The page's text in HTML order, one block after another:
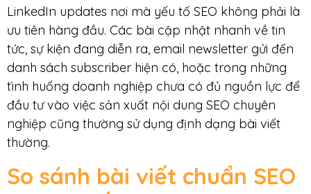
LinkedIn updates nơi mà yếu tố SEO không phải là
ưu tiên hàng đầu. Các bài cập nhật nhanh về tin
tức, sự kiện đang diễn ra, email newsletter gửi đến
danh sách subscriber hiện có, hoặc trong những
tình huống doanh nghiệp chưa có đủ nguồn lực để
đầu tư vào việc sản xuất nội dung SEO chuyên
nghiệp cũng thường sử dụng định dạng bài viết
thường.
So sánh bài viết chuẩn SEO